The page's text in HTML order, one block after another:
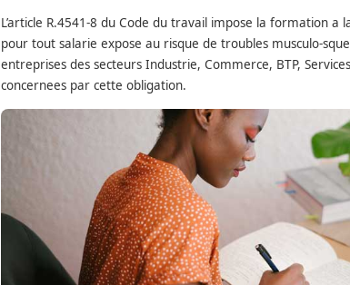
L’article R.4541-8 du Code du travail impose la formation a
pour tout salarie expose au risque de troubles musculo-
entreprises des secteurs Industrie, Commerce, BTP,
concernees par cette obligation.